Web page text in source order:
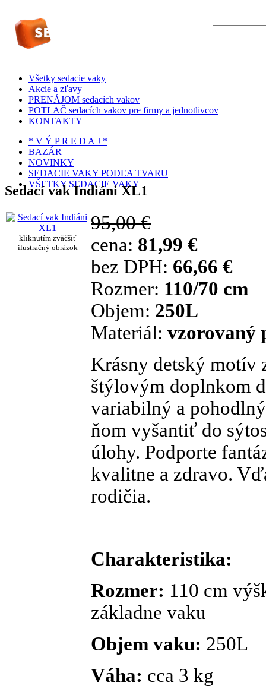
Všetky sedacie vaky
Akcie a zľavy
PRENÁJOM sedacích vakov
POTLAČ sedacích vakov pre firmy a jednotlivcov
KONTAKTY
* V Ý P R E D A J *
BAZÁR
NOVINKY
SEDACIE VAKY PODĽA TVARU
VŠETKY SEDACIE VAKY
Sedací vak Indiáni XL1
kliknutím zväčšiť
ilustračný obrázok
95,00 €
cena: 81,99 €
bez DPH: 66,66 €
Rozmer: 110/70 cm
Objem: 250L
Materiál: vzorovaný
Krásny detský motív
štýlovým doplnkom
variabilný a
ňom vyšantiť do
úlohy. Podporte
kvalitne a zdravo.
rodičia.
Charakteristika:
Rozmer: 110 cm
základne vaku
Objem vaku: 250L
Váha: cca 3 kg